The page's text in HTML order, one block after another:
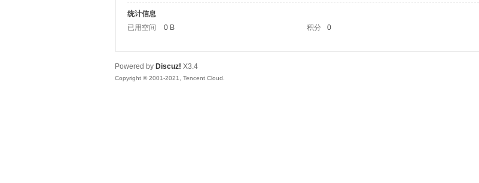
网
统计信息
已用空间
0 B 积分 0
Powered by Discuz! X3.4
Copyright © 2001-2021, Tencent Cloud.